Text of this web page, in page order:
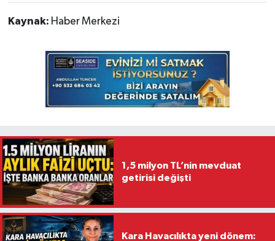
Kaynak: Haber Merkezi
1,5 milyon TL’nin mevduat
getirisi değişti
Kara Havacılıkta yeni dönem: